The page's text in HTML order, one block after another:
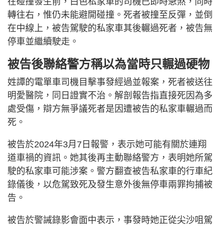
轉往右，惟仍未能避開碰撞。死者被撞至反彈，並倒
在中線上，被告駕駛的私家車其後輾過死者，被告無
停車並繼續駛走。
被告後聯絡警方稱以為當時只輾過硬物
姓譚的電單車司機目擊事發經過並報案，死者被送往
明愛醫院，同日證實不治。解剖報告指直接死因為多
處受傷，辯方無爭議死者是因遭被告的私家車輾過而
死。
被告於2024年3月7日報警，表示她可能有關於連翔
道車禍的資訊。她其後再主動聯絡警方，表明她所駕
駛的私家車可能涉案。警方翻查被告私家車的行車紀
錄儀後，以危駕致死及發生意外後無停車兩罪拘捕被
告。
被告於警誡錄影會面中表示，事發時她正從尖沙咀駕